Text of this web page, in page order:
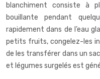
blanchiment consiste à
bouillante pendant
rapidement dans de l’eau
petits fruits, congelez-les
de les transférer dans un
et légumes surgelés est